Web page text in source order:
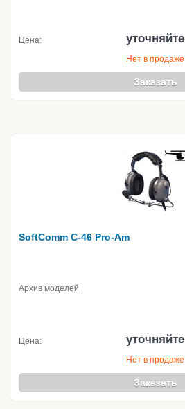
Цена: уточняйте
Нет в продаже
Заказать
SoftComm C-46 Pro-Am
Архив моделей
Цена: уточняйте
Нет в продаже
Заказать